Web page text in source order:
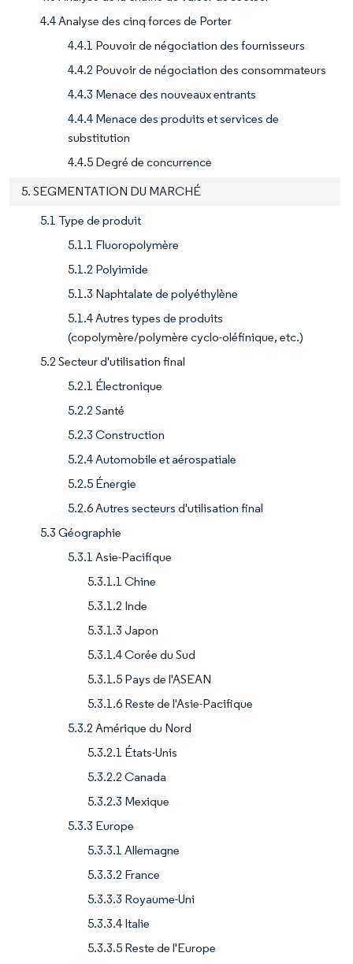
4.4 Analyse des cinq forces de Porter
4.4.1 Pouvoir de négociation des fournisseurs
4.4.2 Pouvoir de négociation des consommateurs
4.4.3 Menace des nouveaux entrants
4.4.4 Menace des produits et services de
substitution
4.4.5 Degré de concurrence
5. SEGMENTATION DU MARCHÉ
5.1 Type de produit
5.1.1 Fluoropolymère
5.1.2 Polyimide
5.1.3 Naphtalate de polyéthylène
5.1.4 Autres types de produits
(copolymère/polymère cyclo-oléfinique, etc.)
5.2 Secteur d'utilisation final
5.2.1 Électronique
5.2.2 Santé
5.2.3 Construction
5.2.4 Automobile et aérospatiale
5.2.5 Énergie
5.2.6 Autres secteurs d'utilisation final
5.3 Géographie
5.3.1 Asie-Pacifique
5.3.1.1 Chine
5.3.1.2 Inde
5.3.1.3 Japon
5.3.1.4 Corée du Sud
5.3.1.5 Pays de l'ASEAN
5.3.1.6 Reste de l'Asie-Pacifique
5.3.2 Amérique du Nord
5.3.2.1 États-Unis
5.3.2.2 Canada
5.3.2.3 Mexique
5.3.3 Europe
5.3.3.1 Allemagne
5.3.3.2 France
5.3.3.3 Royaume-Uni
5.3.3.4 Italie
5.3.3.5 Reste de l'Europe